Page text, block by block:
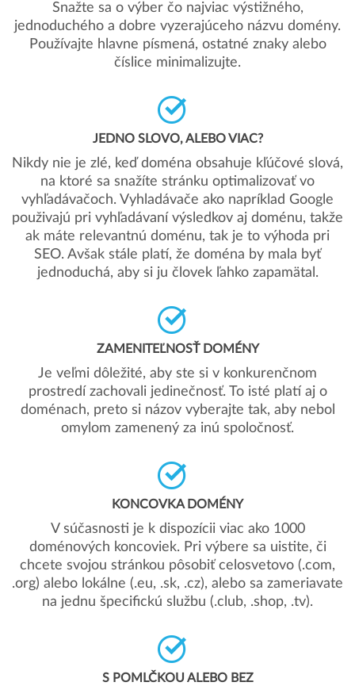
Snažte sa o výber čo najviac výstižného,
jednoduchého a dobre vyzerajúceho názvu domény.
Používajte hlavne písmená, ostatné znaky alebo
číslice minimalizujte.
JEDNO SLOVO, ALEBO VIAC?
Nikdy nie je zlé, keď doména obsahuje kľúčové slová,
na ktoré sa snažíte stránku optimalizovať vo
vyhľadávačoch. Vyhladávače ako napríklad Google
použivajú pri vyhľadávaní výsledkov aj doménu, takže
ak máte relevantnú doménu, tak je to výhoda pri
SEO. Avšak stále platí, že doména by mala byť
jednoduchá, aby si ju človek ľahko zapamätal.
ZAMENITEĽNOSŤ DOMÉNY
Je veľmi dôležité, aby ste si v konkurenčnom
prostredí zachovali jedinečnosť. To isté platí aj o
doménach, preto si názov vyberajte tak, aby nebol
omylom zamenený za inú spoločnosť.
KONCOVKA DOMÉNY
V súčasnosti je k dispozícii viac ako 1000
doménových koncoviek. Pri výbere sa uistite, či
chcete svojou stránkou pôsobiť celosvetovo (.com,
.org) alebo lokálne (.eu, .sk, .cz), alebo sa zameriavate
na jednu špecifickú službu (.club, .shop, .tv).
S POMLČKOU ALEBO BEZ